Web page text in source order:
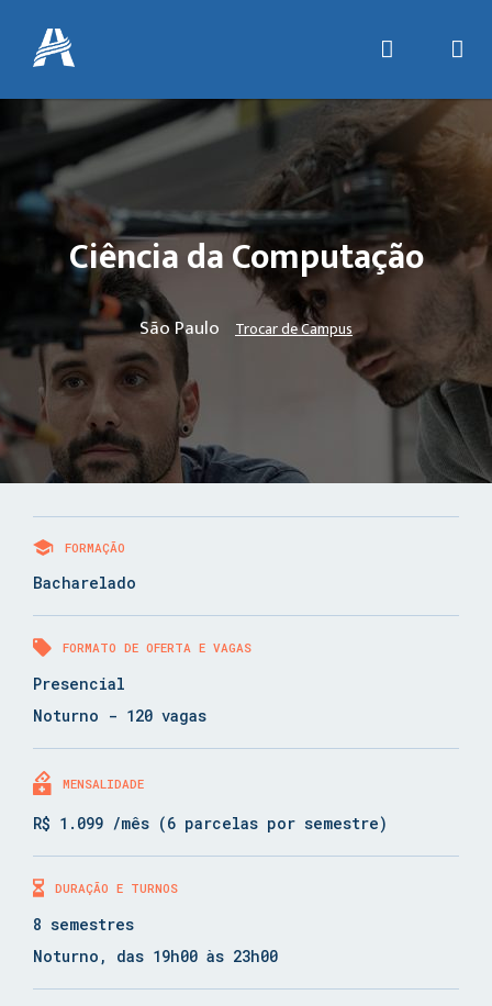
Ciência da Computação
São Paulo Trocar de Campus
FORMAÇÃO
Bacharelado
FORMATO DE OFERTA E VAGAS
Presencial
Noturno - 120 vagas
MENSALIDADE
R$ 1.099 /mês (6 parcelas por semestre)
DURAÇÃO E TURNOS
8 semestres
Noturno, das 19h00 às 23h00